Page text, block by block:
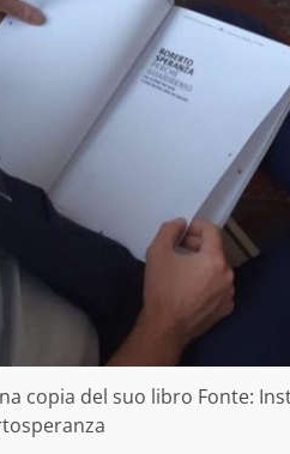
copia del suo libro Fonte: